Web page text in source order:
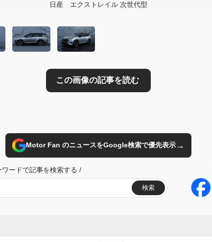
日産 エクストレイル 次世代型
Motor Fan のニュースをGoogle検索で優先表示→
ワードで記事を検索する /
検索